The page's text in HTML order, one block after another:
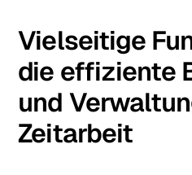
Vielseitige
die effiziente
und
Zeitarbeit